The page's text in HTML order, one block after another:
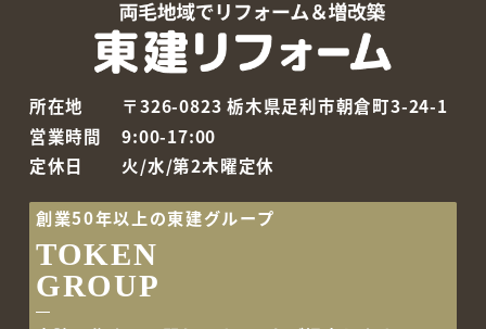
所在地
〒326-0823 栃木県足利市朝倉町3-24-1
営業時間
9:00-17:00
定休日
火/水/第2木曜定休
創業50年以上の東建グループ
TOKEN
GROUP